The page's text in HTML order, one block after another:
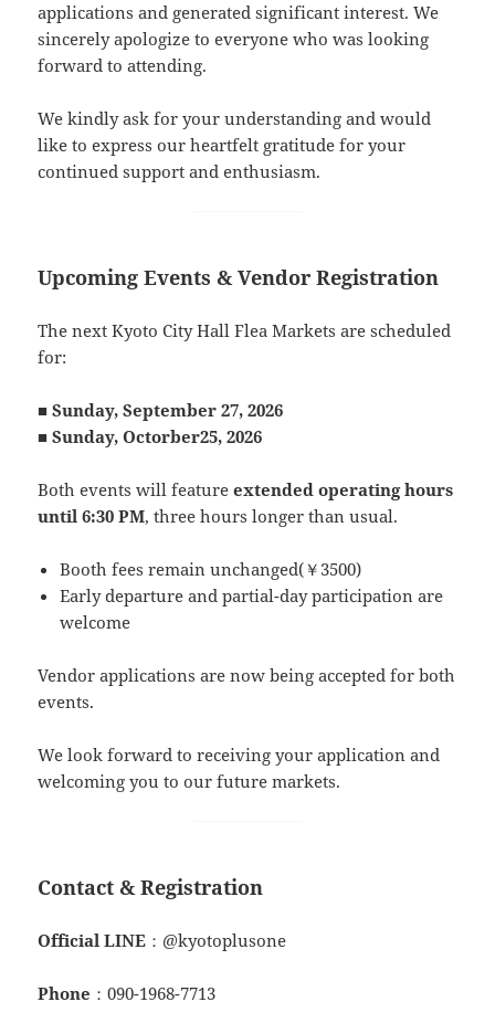
applications and generated significant interest. We
sincerely apologize to everyone who was looking
forward to attending.
We kindly ask for your understanding and would
like to express our heartfelt gratitude for your
continued support and enthusiasm.
Upcoming Events & Vendor Registration
The next Kyoto City Hall Flea Markets are scheduled
for:
■ Sunday,September 27, 2026
■ Sunday, Octorber25, 2026
Both events will featureextended operating hours
until 6:30 PM, three hours longer than usual.
Booth fees remain unchanged(￥3500)
Early departure and partial-day participation are
welcome
Vendor applications are now being accepted for both
events.
We look forward to receiving your application and
welcoming you to our future markets.
Contact & Registration
Official LINE ：@kyotoplusone
Phone ：090-1968-7713